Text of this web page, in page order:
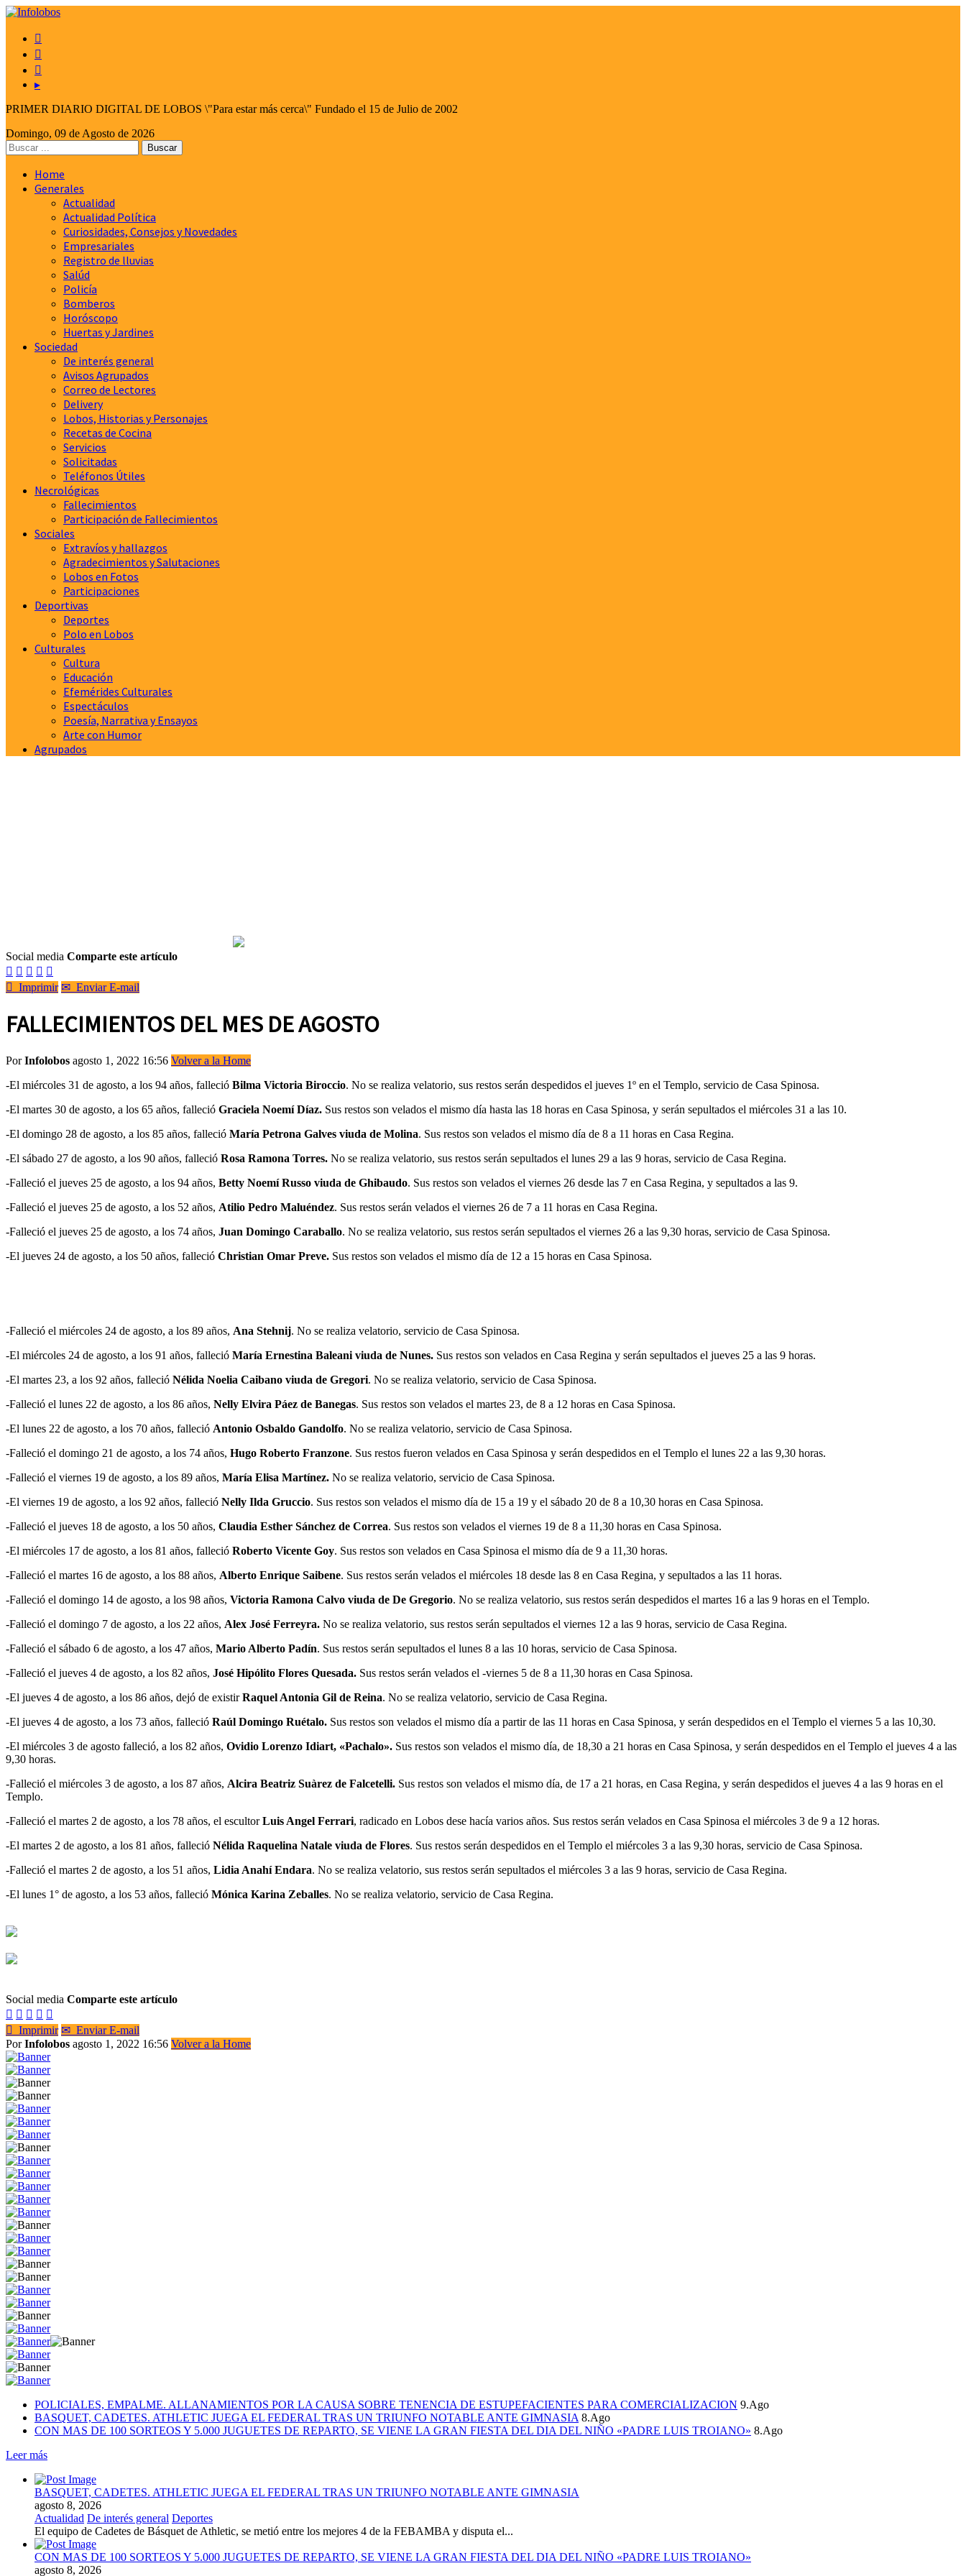



▸
PRIMER DIARIO DIGITAL DE LOBOS \"Para estar más cerca\" Fundado el 15 de Julio de 2002
Domingo, 09 de Agosto de 2026
Home
Generales
Actualidad
Actualidad Política
Curiosidades, Consejos y Novedades
Empresariales
Registro de lluvias
Salúd
Policía
Bomberos
Horóscopo
Huertas y Jardines
Sociedad
De interés general
Avisos Agrupados
Correo de Lectores
Delivery
Lobos, Historias y Personajes
Recetas de Cocina
Servicios
Solicitadas
Teléfonos Útiles
Necrológicas
Fallecimientos
Participación de Fallecimientos
Sociales
Extravíos y hallazgos
Agradecimientos y Salutaciones
Lobos en Fotos
Participaciones
Deportivas
Deportes
Polo en Lobos
Culturales
Cultura
Educación
Efemérides Culturales
Espectáculos
Poesía, Narrativa y Ensayos
Arte con Humor
Agrupados
Social media Comparte este artículo
    
 Imprimir ✉ Enviar E-mail
FALLECIMIENTOS DEL MES DE AGOSTO
PorInfolobos agosto 1, 2022 16:56 Volver a la Home
-El miércoles 31 de agosto, a los 94 años, falleció Bilma Victoria Biroccio. No se realiza velatorio, sus restos serán despedidos el jueves 1º en el Templo, servicio de Casa Spinosa.
-El martes 30 de agosto, a los 65 años, falleció Graciela Noemí Díaz. Sus restos son velados el mismo día hasta las 18 horas en Casa Spinosa, y serán sepultados el miércoles 31 a las 10.
-El domingo 28 de agosto, a los 85 años, falleció María Petrona Galves viuda de Molina. Sus restos son velados el mismo día de 8 a 11 horas en Casa Regina.
-El sábado 27 de agosto, a los 90 años, falleció Rosa Ramona Torres. No se realiza velatorio, sus restos serán sepultados el lunes 29 a las 9 horas, servicio de Casa Regina.
-Falleció el jueves 25 de agosto, a los 94 años, Betty Noemí Russo viuda de Ghibaudo. Sus restos son velados el viernes 26 desde las 7 en Casa Regina, y sepultados a las 9.
-Falleció el jueves 25 de agosto, a los 52 años, Atilio Pedro Maluéndez. Sus restos serán velados el viernes 26 de 7 a 11 horas en Casa Regina.
-Falleció el jueves 25 de agosto, a los 74 años, Juan Domingo Caraballo. No se realiza velatorio, sus restos serán sepultados el viernes 26 a las 9,30 horas, servicio de Casa Spinosa.
-El jueves 24 de agosto, a los 50 años, falleció Christian Omar Preve. Sus restos son velados el mismo día de 12 a 15 horas en Casa Spinosa.
-Falleció el miércoles 24 de agosto, a los 89 años, Ana Stehnij. No se realiza velatorio, servicio de Casa Spinosa.
-El miércoles 24 de agosto, a los 91 años, falleció María Ernestina Baleani viuda de Nunes. Sus restos son velados en Casa Regina y serán sepultados el jueves 25 a las 9 horas.
-El martes 23, a los 92 años, falleció Nélida Noelia Caibano viuda de Gregori. No se realiza velatorio, servicio de Casa Spinosa.
-Falleció el lunes 22 de agosto, a los 86 años, Nelly Elvira Páez de Banegas. Sus restos son velados el martes 23, de 8 a 12 horas en Casa Spinosa.
-El lunes 22 de agosto, a los 70 años, falleció Antonio Osbaldo Gandolfo. No se realiza velatorio, servicio de Casa Spinosa.
-Falleció el domingo 21 de agosto, a los 74 años, Hugo Roberto Franzone. Sus restos fueron velados en Casa Spinosa y serán despedidos en el Templo el lunes 22 a las 9,30 horas.
-Falleció el viernes 19 de agosto, a los 89 años, María Elisa Martínez. No se realiza velatorio, servicio de Casa Spinosa.
-El viernes 19 de agosto, a los 92 años, falleció Nelly Ilda Gruccio. Sus restos son velados el mismo día de 15 a 19 y el sábado 20 de 8 a 10,30 horas en Casa Spinosa.
-Falleció el jueves 18 de agosto, a los 50 años, Claudia Esther Sánchez de Correa. Sus restos son velados el viernes 19 de 8 a 11,30 horas en Casa Spinosa.
-El miércoles 17 de agosto, a los 81 años, falleció Roberto Vicente Goy. Sus restos son velados en Casa Spinosa el mismo día de 9 a 11,30 horas.
-Falleció el martes 16 de agosto, a los 88 años, Alberto Enrique Saibene. Sus restos serán velados el miércoles 18 desde las 8 en Casa Regina, y sepultados a las 11 horas.
-Falleció el domingo 14 de agosto, a los 98 años, Victoria Ramona Calvo viuda de De Gregorio. No se realiza velatorio, sus restos serán despedidos el martes 16 a las 9 horas en el Templo.
-Falleció el domingo 7 de agosto, a los 22 años, Alex José Ferreyra. No se realiza velatorio, sus restos serán sepultados el viernes 12 a las 9 horas, servicio de Casa Regina.
-Falleció el sábado 6 de agosto, a los 47 años, Mario Alberto Padín. Sus restos serán sepultados el lunes 8 a las 10 horas, servicio de Casa Spinosa.
-Falleció el jueves 4 de agosto, a los 82 años, José Hipólito Flores Quesada. Sus restos serán velados el -viernes 5 de 8 a 11,30 horas en Casa Spinosa.
-El jueves 4 de agosto, a los 86 años, dejó de existirRaquel Antonia Gil de Reina. No se realiza velatorio, servicio de Casa Regina.
-El jueves 4 de agosto, a los 73 años, falleció Raúl Domingo Ruétalo. Sus restos son velados el mismo día a partir de las 11 horas en Casa Spinosa, y serán despedidos en el Templo el viernes 5 a las 10,30.
-El miércoles 3 de agosto falleció, a los 82 años, Ovidio Lorenzo Idiart, «Pachalo». Sus restos son velados el mismo día, de 18,30 a 21 horas en Casa Spinosa, y serán despedidos en el Templo el jueves 4 a las
9,30 horas.
-Falleció el miércoles 3 de agosto, a los 87 años, Alcira Beatriz Suàrez de Falcetelli. Sus restos son velados el mismo día, de 17 a 21 horas, en Casa Regina, y serán despedidos el jueves 4 a las 9 horas en el
Templo.
-Falleció el martes 2 de agosto, a los 78 años, el escultorLuis Angel Ferrari, radicado en Lobos dese hacía varios años. Sus restos serán velados en Casa Spinosa el miércoles 3 de 9 a 12 horas.
-El martes 2 de agosto, a los 81 años, falleció Nélida Raquelina Natale viuda de Flores. Sus restos serán despedidos en el Templo el miércoles 3 a las 9,30 horas, servicio de Casa Spinosa.
-Falleció el martes 2 de agosto, a los 51 años, Lidia Anahí Endara. No se realiza velatorio, sus restos serán sepultados el miércoles 3 a las 9 horas, servicio de Casa Regina.
-El lunes 1° de agosto, a los 53 años, falleció Mónica Karina Zeballes. No se realiza velatorio, servicio de Casa Regina.
Social media Comparte este artículo
    
 Imprimir ✉ Enviar E-mail
PorInfolobos agosto 1, 2022 16:56 Volver a la Home
POLICIALES, EMPALME. ALLANAMIENTOS POR LA CAUSA SOBRE TENENCIA DE ESTUPEFACIENTES PARA COMERCIALIZACION 9.Ago
BASQUET, CADETES. ATHLETIC JUEGA EL FEDERAL TRAS UN TRIUNFO NOTABLE ANTE GIMNASIA 8.Ago
CON MAS DE 100 SORTEOS Y 5.000 JUGUETES DE REPARTO, SE VIENE LA GRAN FIESTA DEL DIA DEL NIÑO «PADRE LUIS TROIANO» 8.Ago
Leer más
BASQUET, CADETES. ATHLETIC JUEGA EL FEDERAL TRAS UN TRIUNFO NOTABLE ANTE GIMNASIA
agosto 8, 2026
Actualidad De interés general Deportes
El equipo de Cadetes de Básquet de Athletic, se metió entre los mejores 4 de la FEBAMBA y disputa el...
CON MAS DE 100 SORTEOS Y 5.000 JUGUETES DE REPARTO, SE VIENE LA GRAN FIESTA DEL DIA DEL NIÑO «PADRE LUIS TROIANO»
agosto 8, 2026